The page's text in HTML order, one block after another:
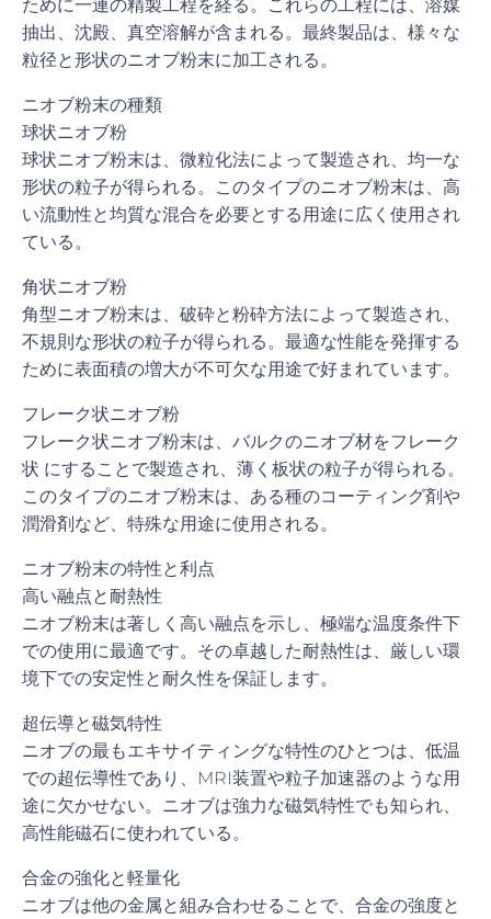
ために一連の精製工程を経る。これらの工程には、溶媒
抽出、沈殿、真空溶解が含まれる。最終製品は、様々な
粒径と形状のニオブ粉末に加工される。
ニオブ粉末の種類
球状ニオブ粉
球状ニオブ粉末は、微粒化法によって製造され、均一な
形状の粒子が得られる。このタイプのニオブ粉末は、高
い流動性と均質な混合を必要とする用途に広く使用され
ている。
角状ニオブ粉
角型ニオブ粉末は、破砕と粉砕方法によって製造され、
不規則な形状の粒子が得られる。最適な性能を発揮する
ために表面積の増大が不可欠な用途で好まれています。
フレーク状ニオブ粉
フレーク状ニオブ粉末は、バルクのニオブ材をフレーク
状 にすることで製造され、薄く板状の粒子が得られる。
このタイプのニオブ粉末は、ある種のコーティング剤や
潤滑剤など、特殊な用途に使用される。
ニオブ粉末の特性と利点
高い融点と耐熱性
ニオブ粉末は著しく高い融点を示し、極端な温度条件下
での使用に最適です。その卓越した耐熱性は、厳しい環
境下での安定性と耐久性を保証します。
超伝導と磁気特性
ニオブの最もエキサイティングな特性のひとつは、低温
での超伝導性であり、MRI装置や粒子加速器のような用
途に欠かせない。ニオブは強力な磁気特性でも知られ、
高性能磁石に使われている。
合金の強化と軽量化
ニオブは他の金属と組み合わせることで、合金の強度と